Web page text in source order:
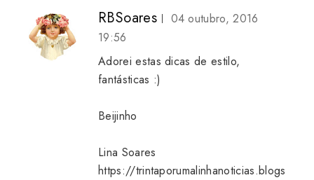
RBSoares
04 outubro, 2016
19:56
Adorei estas dicas de estilo,
fantásticas :)
Beijinho
Lina Soares
https://trintaporumalinhanoticias.blogs